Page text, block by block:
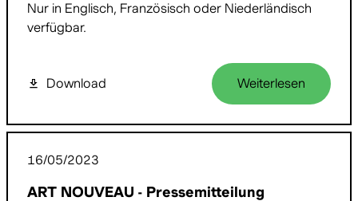
Nur in Englisch, Französisch oder Niederländisch
verfügbar.
Download Weiterlesen
16/05/2023
ART NOUVEAU - Pressemitteilung